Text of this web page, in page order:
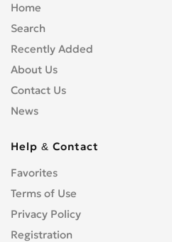
Home
Search
Recently Added
About Us
Contact Us
News
Help & Contact
Favorites
Terms of Use
Privacy Policy
Registration